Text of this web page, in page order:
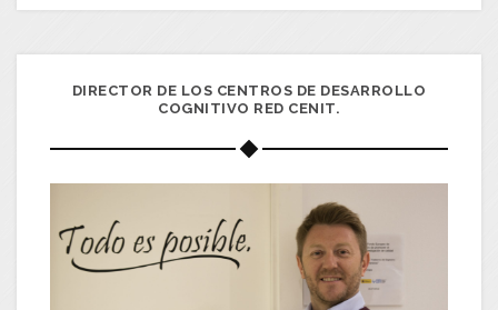
DIRECTOR DE LOS CENTROS DE DESARROLLO
COGNITIVO RED CENIT.